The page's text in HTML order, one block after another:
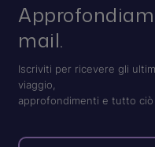
mail.
Iscriviti per ricevere gli
viaggio,
approfondimenti e tutto ciò